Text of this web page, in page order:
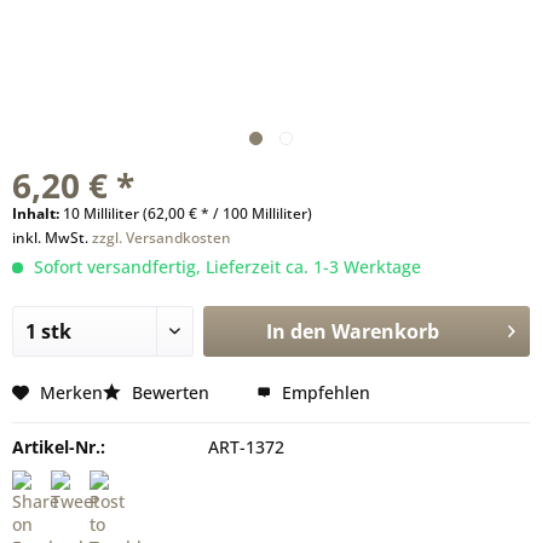
6,20 € *
Inhalt: 10 Milliliter (62,00 € * / 100 Milliliter)
inkl. MwSt.zzgl. Versandkosten
Sofort versandfertig, Lieferzeit ca. 1-3 Werktage
In den Warenkorb
Merken Bewerten Empfehlen
Artikel-Nr.: ART-1372